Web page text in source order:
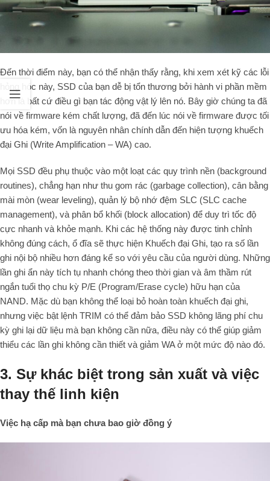
Đến thời điểm này, bạn có thể nhận thấy rằng, khi xem xét kỹ các lỗi
hỏng hóc này, SSD của bạn dễ bị tổn thương bởi hành vi phần mềm
hơn là bất cứ điều gì bạn tác động vật lý lên nó. Bây giờ chúng ta đã
nói về firmware kém chất lượng, đã đến lúc nói về firmware được tối
ưu hóa kém, vốn là nguyên nhân chính dẫn đến hiện tượng khuếch
đại Ghi (Write Amplification – WA) cao.
Mọi SSD đều phụ thuộc vào một loạt các quy trình nền (background
routines), chẳng hạn như thu gom rác (garbage collection), cân bằng
mài mòn (wear leveling), quản lý bộ nhớ đệm SLC (SLC cache
management), và phân bổ khối (block allocation) để duy trì tốc độ
cực nhanh và khỏe mạnh. Khi các hệ thống này được tinh chỉnh
không đúng cách, ổ đĩa sẽ thực hiện Khuếch đại Ghi, tạo ra số lần
ghi nội bộ nhiều hơn đáng kể so với yêu cầu của người dùng. Những
lần ghi ẩn này tích tụ nhanh chóng theo thời gian và âm thầm rút
ngắn tuổi thọ chu kỳ P/E (Program/Erase cycle) hữu hạn của
NAND. Mặc dù bạn không thể loại bỏ hoàn toàn khuếch đại ghi,
nhưng việc bật lệnh TRIM có thể đảm bảo SSD không lãng phí chu
kỳ ghi lại dữ liệu mà bạn không cần nữa, điều này có thể giúp giảm
thiểu các lần ghi không cần thiết và giảm WA ở một mức độ nào đó.
3. Sự khác biệt trong sản xuất và việc
thay thế linh kiện
Việc hạ cấp mà bạn chưa bao giờ đồng ý